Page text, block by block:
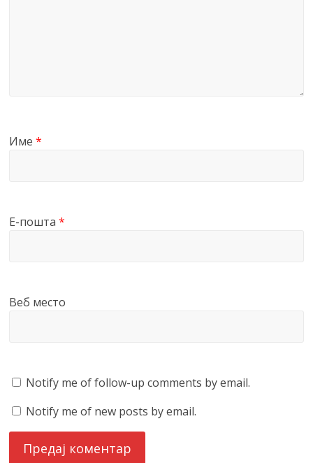
Име*
Е-пошта*
Веб место
Notify me of follow-up comments by email.
Notify me of new posts by email.